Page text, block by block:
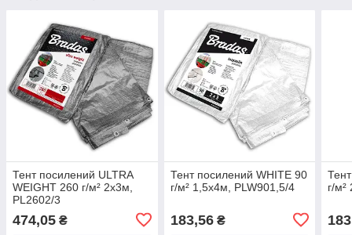
Тент посилений ULTRA
WEIGHT 260 г/м² 2х3м,
PL2602/3
474,05 ₴
Тент посилений WHITE 90
г/м² 1,5х4м, PLW901,5/4
183,56₴
г/м²